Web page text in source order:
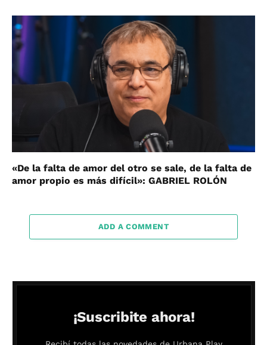
«De la falta de amor del otro se sale, de la falta de
amor propio es más difícil»: GABRIEL ROLÓN
ADD A COMMENT
¡Suscribite ahora!